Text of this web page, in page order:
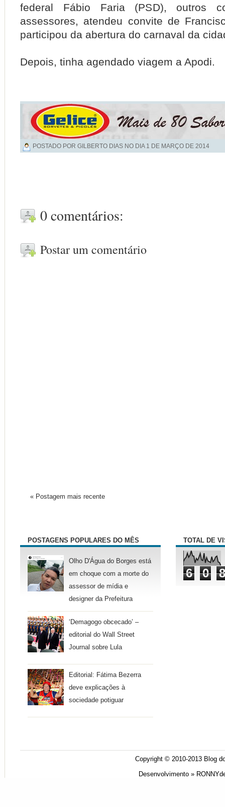
federal Fábio Faria (PSD), outros
assessores, atendeu convite de
participou da abertura do carnaval da
Depois, tinha agendado viagem a Apodi.
POSTADO POR GILBERTO DIAS NO DIA 1 DE MARÇO DE 2014
0 comentários:
Postar um comentário
« Postagem mais recente
POSTAGENS POPULARES DO MÊS
Olho D'Água do Borges está
em choque com a morte do
assessor de mídia e
designer da Prefeitura
‘Demagogo obcecado’ –
editorial do Wall Street
Journal sobre Lula
Editorial: Fátima Bezerra
deve explicações à
sociedade potiguar
TOTAL DE
6 0 8
Copyright © 2010-2013 Blog
Desenvolvimento »